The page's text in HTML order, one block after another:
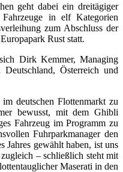
geht dabei ein dreitägiger
in elf Kategorien
zum Abschluss der
Rust statt.
Dirk Kemmer, Managing
Österreich und
deutschen Flottenmarkt zu
bewusst, mit dem Ghibli
Fahrzeug im Programm zu
Fuhrparkmanager den
Jahres gewählt haben, ist uns
– schließlich steht mit
Maserati in den